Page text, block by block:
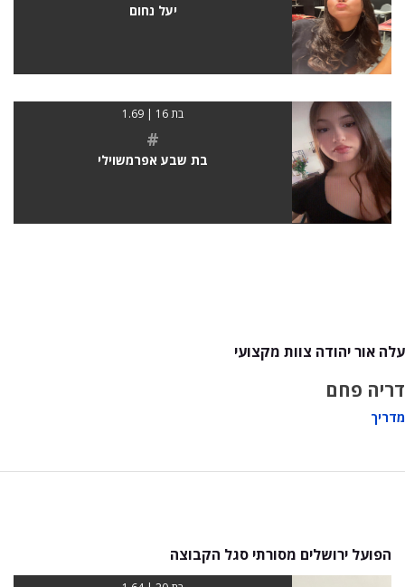
יעל נחום
בת 16 | 1.69
#
בת שבע אפרמשוילי
עלה אור יהודה צוות מקצועי
דריה פחם
מדריך
הפועל ירושלים מסורתי סגל הקבוצה